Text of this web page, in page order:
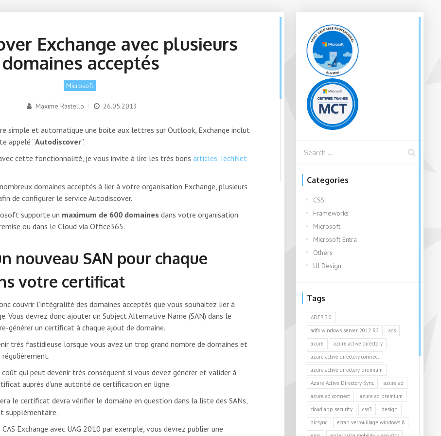
Exchange avec plusieurs
domaines acceptés
Microsoft
Maxime Rastello | 26.05.2013
simple et automatique une boite aux lettres sur Outlook, Exchange inclut
appelé “Autodiscover”.
cette fonctionnalité, je vous invite à lire les très bons articles TechNet
domaines acceptés à lier à votre organisation Exchange, plusieurs
de configurer le service Autodiscover.
supporte un maximum de 600 domaines dans votre organisation
ou dans le Cloud via Office365.
nouveau SAN pour chaque
votre certificat
couvrir l’intégralité des domaines acceptés que vous souhaitez lier à
Vous devrez donc ajouter un Subject Alternative Name (SAN) dans le
générer un certificat à chaque ajout de domaine.
très fastidieuse lorsque vous avez un trop grand nombre de domaines et
qui peut devenir très conséquent si vous devez générer et valider à
auprès d’une autorité de certification en ligne.
le certificat devra vérifier le domaine en question dans la liste des SANs,
supplémentaire.
Exchange avec UAG 2010 par exemple, vous devrez publier une
Categories
CSS
Frameworks
Microsoft
Microsoft Entra
Others
UI Design
Tags
ADFS 3.0
adfs windows server 2012 R2
aos
azure
azure active directory
azure active directory connect
azure active directory premium
Azure Active Directory Sync
azure ad
azure ad connect
azure ad premium
cloud app security
css3
design
dirsync
ecran verrouillage windows 8